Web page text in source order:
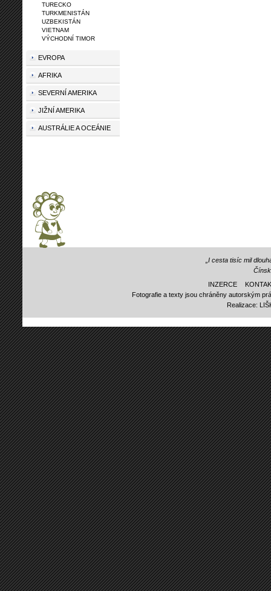
TURECKO
TURKMENISTÁN
UZBEKISTÁN
VIETNAM
VÝCHODNÍ TIMOR
EVROPA
AFRIKA
SEVERNÍ AMERIKA
JIŽNÍ AMERIKA
AUSTRÁLIE A OCEÁNIE
„I cesta tisíc mil
INZERCE
Fotografie a texty jsou chráněny autorským
Realizace: